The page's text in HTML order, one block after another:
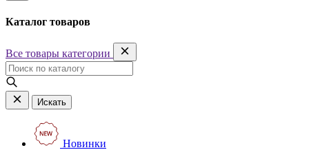
Каталог товаров
Все товары категории
Искать
Новинки